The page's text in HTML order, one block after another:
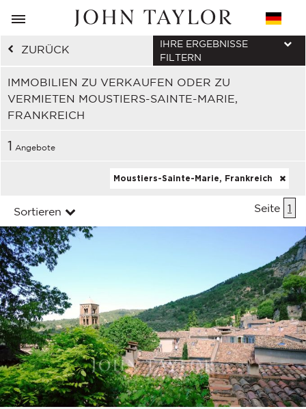
ZURÜCK
IMMOBILIEN ZU VERKAUFEN ODER ZU
VERMIETEN MOUSTIERS-SAINTE-MARIE,
FRANKREICH
IHRE ERGEBNISSE
FILTERN
1 Angebote
Moustiers-Sainte-Marie, Frankreich
Sortieren Seite 1